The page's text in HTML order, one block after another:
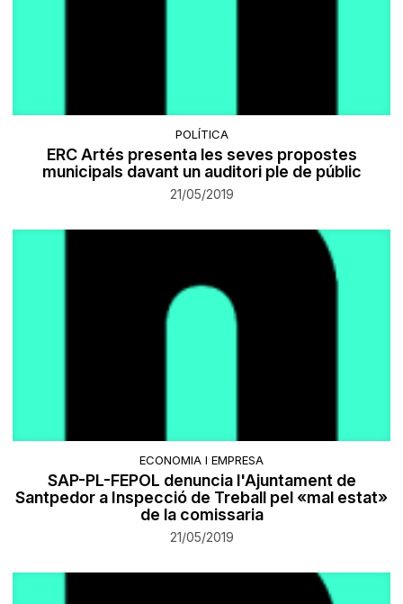
POLÍTICA
ERC Artés presenta les seves propostes
municipals davant un auditori ple de públic
21/05/2019
ECONOMIA I EMPRESA
SAP-PL-FEPOL denuncia l'Ajuntament de
Santpedor a Inspecció de Treball pel «mal estat»
de la comissaria
21/05/2019